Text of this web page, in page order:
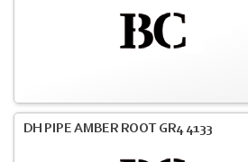
DH PIPE AMBER ROOT GR4 4133